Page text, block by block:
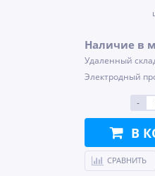
Наличие в
Удаленный
Электродный
-
В
СРАВНИТЬ